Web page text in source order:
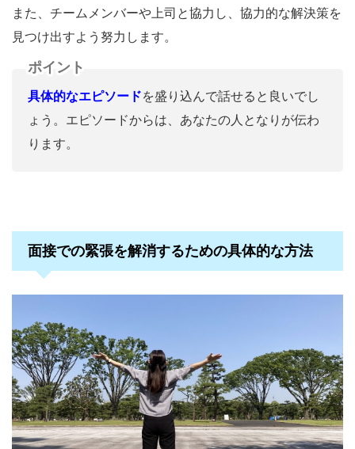
また、チームメンバーや上司と協力し、協力的な解決策を
見つけ出すよう努力します。
ポイント
具体的なエピソードを盛り込んで話せると良いでし
ょう。エピソードからは、あなたの人となりが伝わ
ります。
面接での緊張を解消するための具体的な方法